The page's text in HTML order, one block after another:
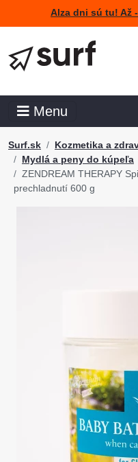
Alza dni sú tu! Až
Menu
Surf.sk Kozmetika a
Mydlá a peny do kúpeľa
ZENDREAM THERAPY
prechladnutí 600 g